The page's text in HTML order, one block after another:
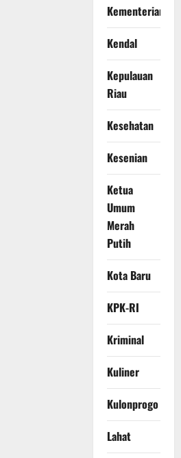
Kementerian
Kendal
Kepulauan
Riau
Kesehatan
Kesenian
Ketua
Umum
Merah
Putih
Kota Baru
KPK-RI
Kriminal
Kuliner
Kulonprogo
Lahat